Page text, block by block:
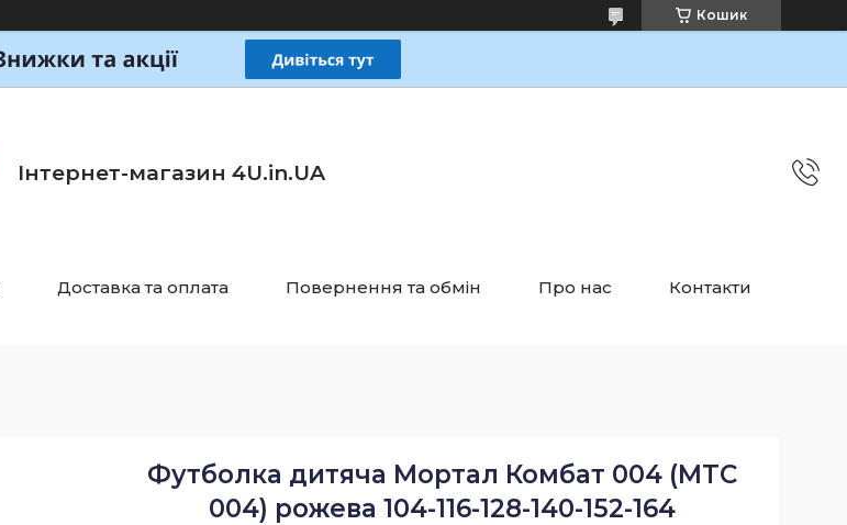
Кошик
Інтернет-магазин 4U.in.UA
Доставка та оплата Повернення та обмін Про нас Контакти
Футболка дитяча Мортал Комбат 004 (MTC
004) рожева 104-116-128-140-152-164